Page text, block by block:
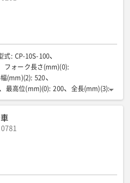
式: CP-10S-100
フォーク長さ(mm)(0):
(mm)(2): 520
最高位(mm)(0): 200 全長(mm)(3):
全高(mm)(1): 1150 最低位(mm)(0):